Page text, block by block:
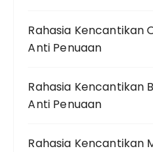
Rahasia Kencantikan
Anti Penuaan
Rahasia Kencantikan
Anti Penuaan
Rahasia Kencantikan